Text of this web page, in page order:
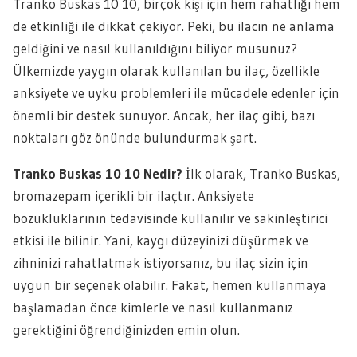
Tranko Buskas 10 10, birçok kişi için hem rahatlığı hem
de etkinliği ile dikkat çekiyor. Peki, bu ilacın ne anlama
geldiğini ve nasıl kullanıldığını biliyor musunuz?
Ülkemizde yaygın olarak kullanılan bu ilaç, özellikle
anksiyete ve uyku problemleri ile mücadele edenler için
önemli bir destek sunuyor. Ancak, her ilaç gibi, bazı
noktaları göz önünde bulundurmak şart.
Tranko Buskas 10 10 Nedir? İlk olarak, Tranko Buskas,
bromazepam içerikli bir ilaçtır. Anksiyete
bozukluklarının tedavisinde kullanılır ve sakinleştirici
etkisi ile bilinir. Yani, kaygı düzeyinizi düşürmek ve
zihninizi rahatlatmak istiyorsanız, bu ilaç sizin için
uygun bir seçenek olabilir. Fakat, hemen kullanmaya
başlamadan önce kimlerle ve nasıl kullanmanız
gerektiğini öğrendiğinizden emin olun.